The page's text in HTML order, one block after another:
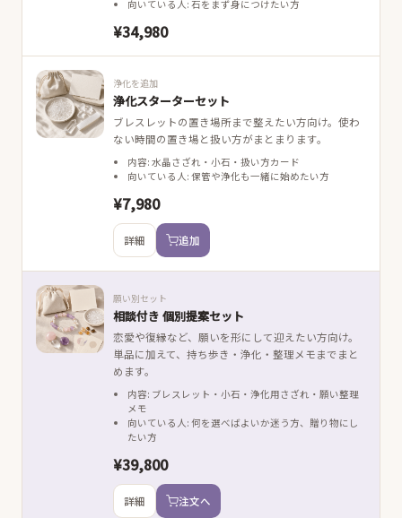
向いている人: 石をまず身につけたい方
¥34,980
浄化を追加
浄化スターターセット
ブレスレットの置き場所まで整えたい方向け。使わ
ない時間の置き場と扱い方がまとまります。
内容: 水晶さざれ・小石・扱い方カード
向いている人: 保管や浄化も一緒に始めたい方
¥7,980
詳細 追加
願い別セット
相談付き 個別提案セット
恋愛や復縁など、願いを形にして迎えたい方向け。
単品に加えて、持ち歩き・浄化・整理メモまでまと
めます。
内容: ブレスレット・小石・浄化用さざれ・願い整理
メモ
向いている人: 何を選べばよいか迷う方、贈り物にし
たい方
¥39,800
詳細 注文へ